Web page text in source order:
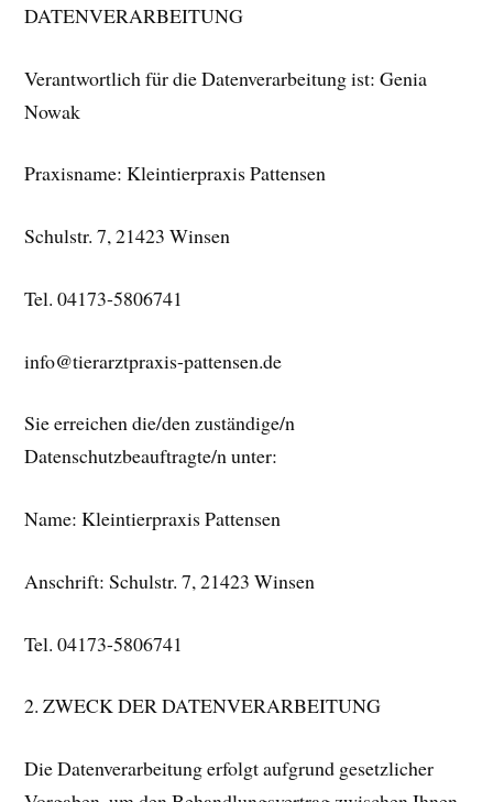
DATENVERARBEITUNG
Verantwortlich für die Datenverarbeitung ist: Genia
Nowak
Praxisname: Kleintierpraxis Pattensen
Schulstr. 7, 21423 Winsen
Tel. 04173-5806741
info@tierarztpraxis-pattensen.de
Sie erreichen die/den zuständige/n
Datenschutzbeauftragte/n unter:
Name: Kleintierpraxis Pattensen
Anschrift: Schulstr. 7, 21423 Winsen
Tel. 04173-5806741
2. ZWECK DER DATENVERARBEITUNG
Die Datenverarbeitung erfolgt aufgrund gesetzlicher